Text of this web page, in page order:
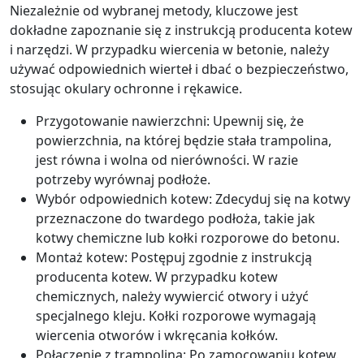
Niezależnie od wybranej metody, kluczowe jest
dokładne zapoznanie się z instrukcją producenta kotew
i narzędzi. W przypadku wiercenia w betonie, należy
używać odpowiednich wierteł i dbać o bezpieczeństwo,
stosując okulary ochronne i rękawice.
Przygotowanie nawierzchni: Upewnij się, że
powierzchnia, na której będzie stała trampolina,
jest równa i wolna od nierówności. W razie
potrzeby wyrównaj podłoże.
Wybór odpowiednich kotew: Zdecyduj się na kotwy
przeznaczone do twardego podłoża, takie jak
kotwy chemiczne lub kołki rozporowe do betonu.
Montaż kotew: Postępuj zgodnie z instrukcją
producenta kotew. W przypadku kotew
chemicznych, należy wywiercić otwory i użyć
specjalnego kleju. Kołki rozporowe wymagają
wiercenia otworów i wkręcania kołków.